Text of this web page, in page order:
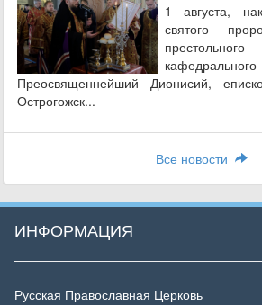
1 августа,
святого
Преосвященнейший Дионисий,
Острогожск...
Все новости
ИНФОРМАЦИЯ
Русская Православная Церковь